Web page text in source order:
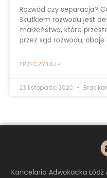
Rozwód czy separacja?
Skutkiem rozwodu jest
małżeństwa, które
przez sąd rozwodu, oboje
PRZECZYTAJ »
23 listopada 2020 Brak
Kancelaria Adwokacka